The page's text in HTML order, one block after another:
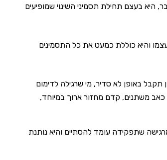
היא בעצם תחילת תסמיני השינוי שמופיעים
והיא כוללת כמעט את כל התסמינים
תקבל באופן לא סדיר, מי שרגילה לדימום
משתנים, קדם מחזור ארוך במיוחד,
שתפקידה עומד להסתיים והיא נותנת